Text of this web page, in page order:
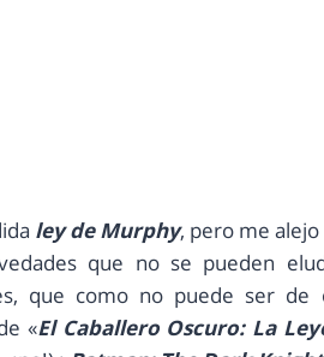
ley de Murphy, pero me
que no se pueden
que como no puede ser de
«El Caballero Oscuro: La